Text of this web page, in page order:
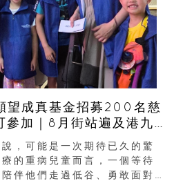
望成真基金招募200名慈
參加｜8月街站遍及港九
，可能是一次期待已久的驚
的重病兒童而言，一個等待
伴他們走過低谷、勇敢面對